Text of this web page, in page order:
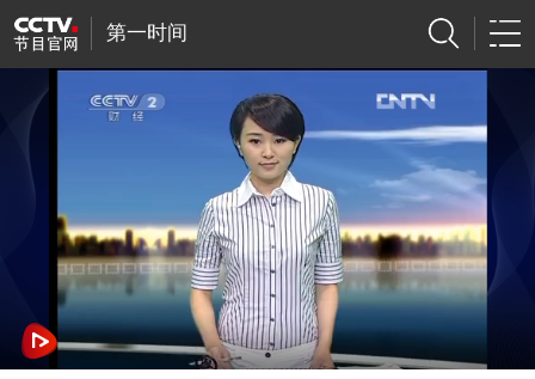
第一时间